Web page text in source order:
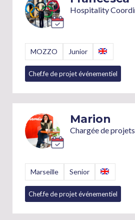
MOZZO Junior
Chef.fe de projet événementiel
Marion
Chargée de projets
Marseille Senior
Chef.fe de projet événementiel
Assistant.e de production +2